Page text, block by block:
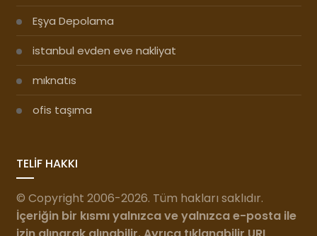
Eşya Depolama
istanbul evden eve nakliyat
mıknatıs
ofis taşıma
TELİF HAKKI
© Copyright 2006-2026. Tüm hakları saklıdır.
İçeriğin bir kısmı yalnızca ve yalnızca e-posta ile